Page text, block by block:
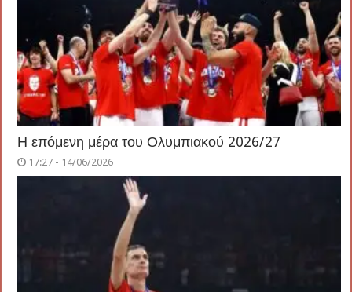
Η επόμενη μέρα του Ολυμπιακού 2026/27
17:27 - 14/06/2026